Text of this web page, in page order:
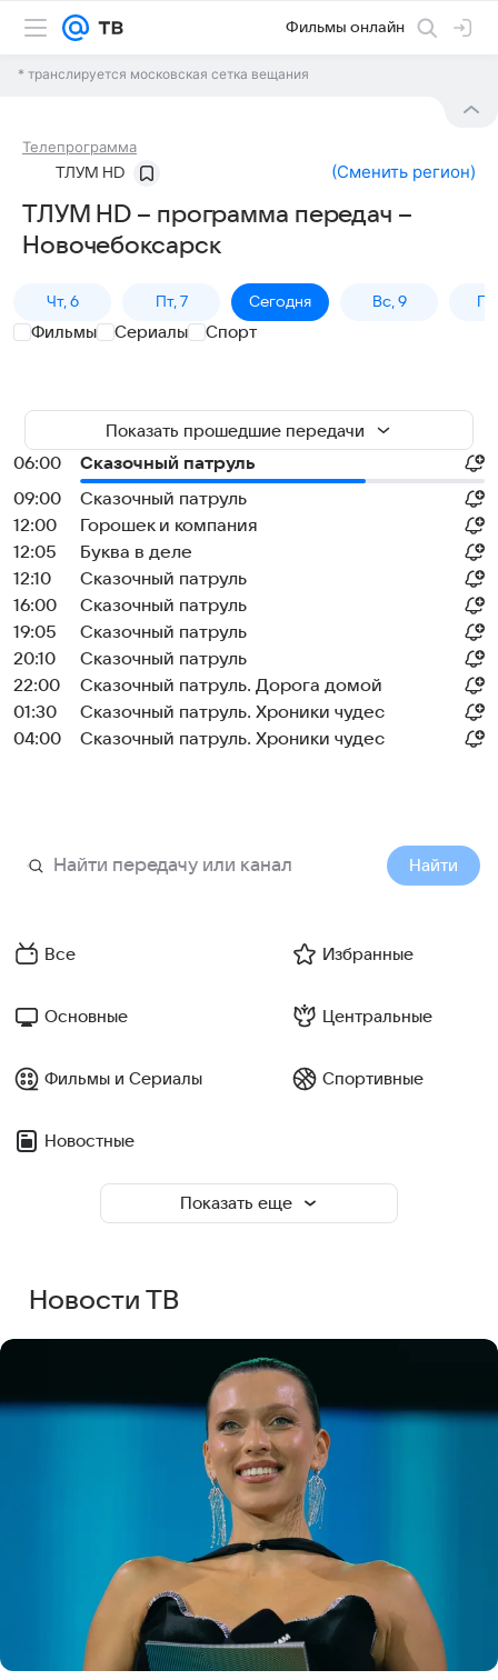
Фильмы онлайн
* транслируется московская сетка вещания
Телепрограмма
ТЛУМ HD (Сменить регион)
ТЛУМ HD – программа передач –
Новочебоксарск
Чт, 6 Пт, 7 Сегодня Вс, 9
Фильмы Сериалы Спорт
Показать прошедшие передачи
06:00
Сказочный патруль
09:00
Сказочный патруль
12:00
Горошек и компания
12:05
Буква в деле
12:10
Сказочный патруль
16:00
Сказочный патруль
19:05
Сказочный патруль
20:10
Сказочный патруль
22:00
Сказочный патруль. Дорога домой
01:30
Сказочный патруль. Хроники чудес
04:00
Сказочный патруль. Хроники чудес
Найти
Все Избранные
Основные Центральные
Фильмы и Сериалы Спортивные
Новостные
Показать еще
Новости ТВ